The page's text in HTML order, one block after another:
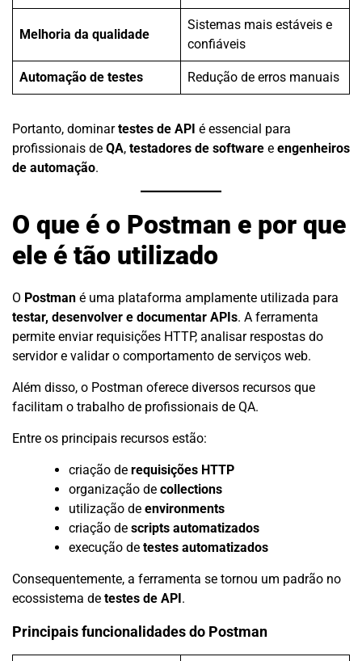
Melhoria da qualidade
Sistemas mais estáveis e
confiáveis
Automação de testes Redução de erros manuais
Portanto, dominartestes de API é essencial para
profissionais de QA, testadores de software e engenheiros
de automação.
O que é o Postman e por que
ele é tão utilizado
O Postman é uma plataforma amplamente utilizada para
testar, desenvolver e documentar APIs. A ferramenta
permite enviar requisições HTTP, analisar respostas do
servidor e validar o comportamento de serviços web.
Além disso, o Postman oferece diversos recursos que
facilitam o trabalho de profissionais de QA.
Entre os principais recursos estão:
criação de requisições HTTP
organização de collections
utilização de environments
criação de scripts automatizados
execução de testes automatizados
Consequentemente, a ferramenta se tornou um padrão no
ecossistema de testes de API.
Principais funcionalidades do Postman